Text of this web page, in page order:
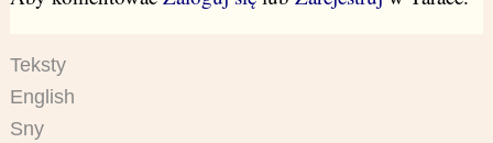
Teksty
English
Sny